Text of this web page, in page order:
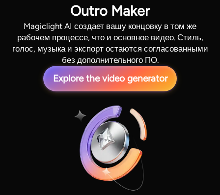
Outro Maker
Magiclight AI создает вашу концовку в том же
рабочем процессе, что и основное видео. Стиль,
голос, музыка и экспорт остаются согласованными
без дополнительного ПО.
Explore the video generator